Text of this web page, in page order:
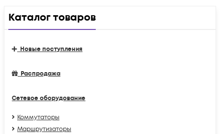
Каталог товаров
Новые поступления
Распродажа
Сетевое оборудование
Коммутаторы
Маршрутизаторы